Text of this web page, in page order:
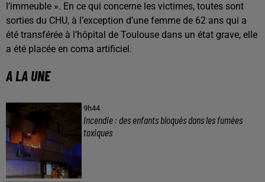
l’immeuble ». En ce qui concerne les victimes, toutes sont
sorties du CHU, à l’exception d’une femme de 62 ans qui a
été transférée à l’hôpital de Toulouse dans un état grave, elle
a été placée en coma artificiel.
A LA UNE
9h44
Incendie : des enfants bloqués dans les fumées
toxiques